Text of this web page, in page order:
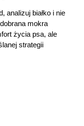
analizuj białko i nie
mokra
życia psa, ale
strategii